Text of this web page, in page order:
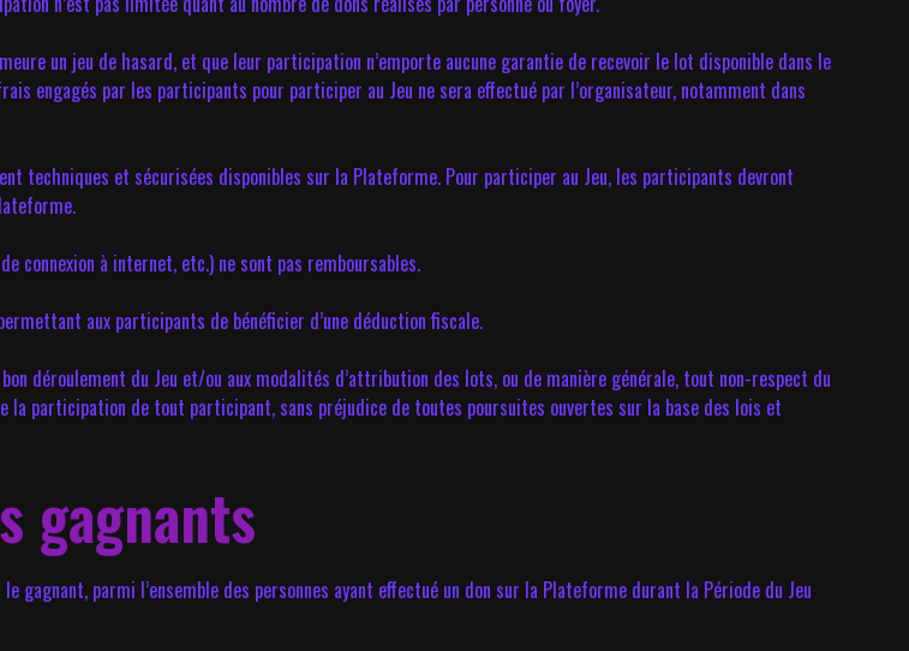
un jeu de hasard, et que leur participation n’emporte aucune garantie de recevoir le lot disponible dans le
engagés par les participants pour participer au Jeu ne sera effectué par l’organisateur, notamment dans
techniques et sécurisées disponibles sur la Plateforme. Pour participer au Jeu, les participants devront
connexion à internet, etc.) ne sont pas remboursables.
aux participants de bénéficier d’une déduction fiscale.
déroulement du Jeu et/ou aux modalités d’attribution des lots, ou de manière générale, tout non-respect du
la participation de tout participant, sans préjudice de toutes poursuites ouvertes sur la base des lois et
gagnants
gagnant, parmi l’ensemble des personnes ayant effectué un don sur la Plateforme durant la Période du Jeu